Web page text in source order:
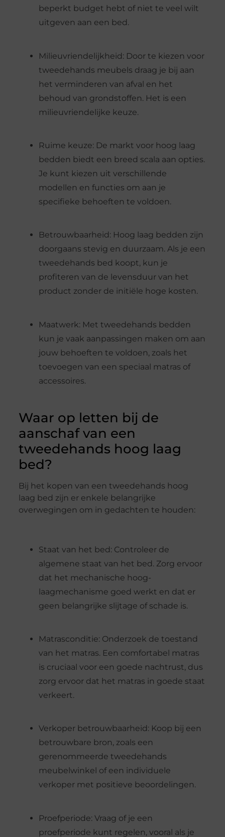
beperkt budget hebt of niet te veel wilt
uitgeven aan een bed.
Milieuvriendelijkheid: Door te kiezen voor
tweedehands meubels draag je bij aan
het verminderen van afval en het
behoud van grondstoffen. Het is een
milieuvriendelijke keuze.
Ruime keuze: De markt voor hoog laag
bedden biedt een breed scala aan opties.
Je kunt kiezen uit verschillende
modellen en functies om aan je
specifieke behoeften te voldoen.
Betrouwbaarheid: Hoog laag bedden zijn
doorgaans stevig en duurzaam. Als je een
tweedehands bed koopt, kun je
profiteren van de levensduur van het
product zonder de initiële hoge kosten.
Maatwerk: Met tweedehands bedden
kun je vaak aanpassingen maken om aan
jouw behoeften te voldoen, zoals het
toevoegen van een speciaal matras of
accessoires.
Waar op letten bij de
aanschaf van een
tweedehands hoog laag
bed?
Bij het kopen van een tweedehands hoog
laag bed zijn er enkele belangrijke
overwegingen om in gedachten te houden:
Staat van het bed: Controleer de
algemene staat van het bed. Zorg ervoor
dat het mechanische hoog-
laagmechanisme goed werkt en dat er
geen belangrijke slijtage of schade is.
Matrasconditie: Onderzoek de toestand
van het matras. Een comfortabel matras
is cruciaal voor een goede nachtrust, dus
zorg ervoor dat het matras in goede staat
verkeert.
Verkoper betrouwbaarheid: Koop bij een
betrouwbare bron, zoals een
gerenommeerde tweedehands
meubelwinkel of een individuele
verkoper met positieve beoordelingen.
Proefperiode: Vraag of je een
proefperiode kunt regelen, vooral als je